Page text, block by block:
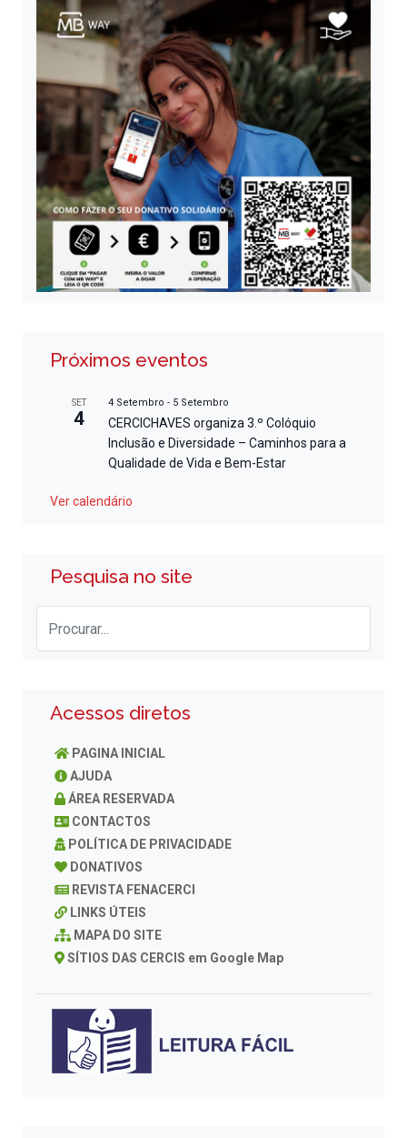
Próximos eventos
SET
4
4 Setembro - 5 Setembro
CERCICHAVES organiza 3.º Colóquio
Inclusão e Diversidade – Caminhos para a
Qualidade de Vida e Bem-Estar
Ver calendário
Pesquisa no site
Acessos diretos
PAGINA INICIAL
AJUDA
ÁREA RESERVADA
CONTACTOS
POLÍTICA DE PRIVACIDADE
DONATIVOS
REVISTA FENACERCI
LINKS ÚTEIS
MAPA DO SITE
SÍTIOS DAS CERCIS em Google Map